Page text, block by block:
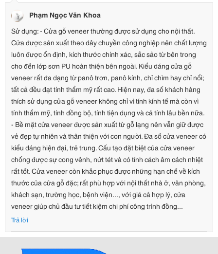
Phạm Ngọc Văn Khoa
Sử dụng: - Cửa gỗ veneer thường được sử dụng cho nội thất.
Cửa được sản xuất theo dây chuyền công nghiệp nên chất lượng
luôn được ổn định, kích thước chính xác, sắc sảo từ bên trong
cho đến lớp sơn PU hoàn thiện bên ngoài. Kiểu dáng cửa gỗ
veneer rất đa dạng từ panô trơn, panô kính, chỉ chìm hay chỉ nổi;
tất cả đều đạt tính thẩm mỹ rất cao. Hiện nay, đa số khách hàng
thích sử dụng cửa gỗ veneer không chỉ vì tính kính tế mà còn vì
tính thẩm mỹ, tính đồng bộ, tính tiện dụng và cả tính lâu bền nữa.
- Bề mặt cửa veneer được sản xuất từ gỗ lạng nên vẫn giữ được
vẻ đẹp tự nhiên và thân thiện với con người. Đa số cửa veneer có
kiểu dáng hiện đại, trẻ trung. Cấu tạo đặt biệt của cửa veneer
chống được sự cong vênh, nứt tét và có tính cách âm cách nhiệt
rất tốt. Cửa veneer còn khắc phục được những hạn chế về kích
thước của cửa gỗ đặc; rất phù hợp với nội thất nhà ở, văn phòng,
khách sạn, trường học, bệnh viện..., với giá cả hợp lý, cửa
veneer giúp chủ đầu tư tiết kiệm chi phí công trình đồng...
Trả lời